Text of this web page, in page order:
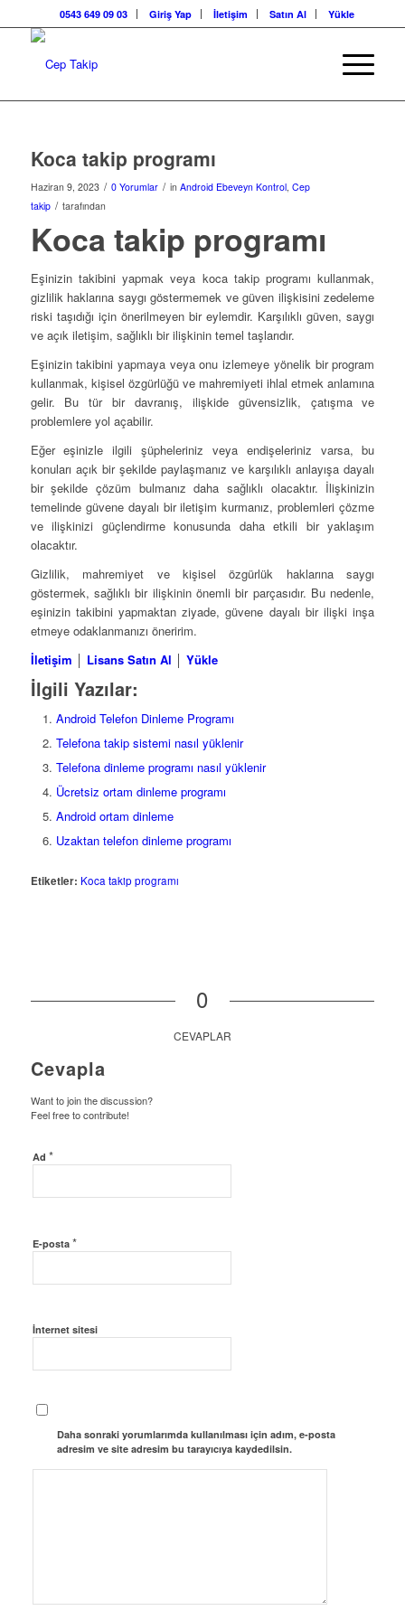
0543 649 09 03 Giriş Yap İletişim Satın Al Yükle
Koca takip programı
Haziran 9, 2023 / 0 Yorumlar / in Android Ebeveyn Kontrol, Cep
takip / tarafından
Koca takip programı
Eşinizin takibini yapmak veya koca takip programı kullanmak,
gizlilik haklarına saygı göstermemek ve güven ilişkisini zedeleme
riski taşıdığı için önerilmeyen bir eylemdir. Karşılıklı güven, saygı
ve açık iletişim, sağlıklı bir ilişkinin temel taşlarıdır.
Eşinizin takibini yapmaya veya onu izlemeye yönelik bir program
kullanmak, kişisel özgürlüğü ve mahremiyeti ihlal etmek anlamına
gelir. Bu tür bir davranış, ilişkide güvensizlik, çatışma ve
problemlere yol açabilir.
Eğer eşinizle ilgili şüpheleriniz veya endişeleriniz varsa, bu
konuları açık bir şekilde paylaşmanız ve karşılıklı anlayışa dayalı
bir şekilde çözüm bulmanız daha sağlıklı olacaktır. İlişkinizin
temelinde güvene dayalı bir iletişim kurmanız, problemleri çözme
ve ilişkinizi güçlendirme konusunda daha etkili bir yaklaşım
olacaktır.
Gizlilik, mahremiyet ve kişisel özgürlük haklarına saygı
göstermek, sağlıklı bir ilişkinin önemli bir parçasıdır. Bu nedenle,
eşinizin takibini yapmaktan ziyade, güvene dayalı bir ilişki inşa
etmeye odaklanmanızı öneririm.
İletişim
Lisans Satın Al Yükle
İlgili Yazılar:
Android Telefon Dinleme Programı
Telefona takip sistemi nasıl yüklenir
Telefona dinleme programı nasıl yüklenir
Ücretsiz ortam dinleme programı
Android ortam dinleme
Uzaktan telefon dinleme programı
Etiketler: Koca takip programı
0
CEVAPLAR
Cevapla
Want to join the discussion?
Feel free to contribute!
Ad *
E-posta *
İnternet sitesi
Daha sonraki yorumlarımda kullanılması için adım, e-posta
adresim ve site adresim bu tarayıcıya kaydedilsin.